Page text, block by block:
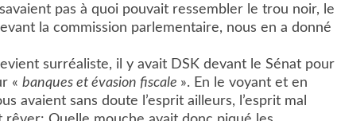
pas à quoi pouvait ressembler le trou noir, le
la commission parlementaire, nous en a donné
surréaliste, il y avait DSK devant le Sénat pour
« banques et évasion fiscale ». En le voyant et en
avaient sans doute l’esprit ailleurs, l’esprit mal